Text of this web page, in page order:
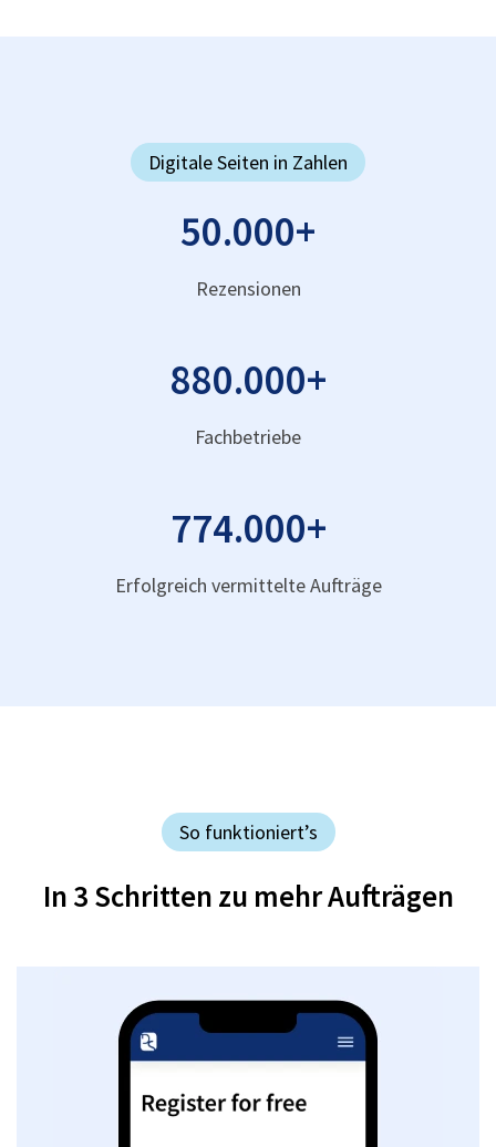
Digitale Seiten in Zahlen
50.000+
Rezensionen
880.000+
Fachbetriebe
774.000+
Erfolgreich vermittelte Aufträge
So funktioniert’s
In 3 Schritten zu mehr Aufträgen